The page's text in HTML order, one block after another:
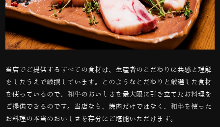
当店でご提供するすべての食材は、生産者のこだわりに共感と理解
をしたうえで厳撰しています。このようなこだわりと厳選した食材
を使っているので、和牛のおいしさを最大限に引き立てたお料理を
ご提供できるのです。当店なら、焼肉だけではなく、和牛を使った
お料理の本当のおいしさを存分にご堪能いただけます。